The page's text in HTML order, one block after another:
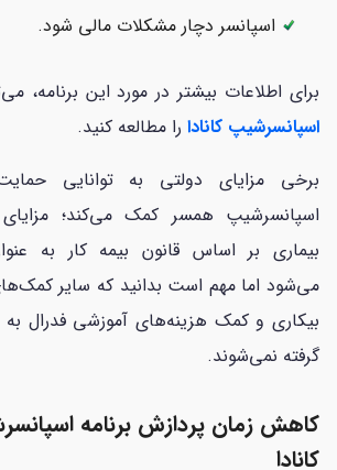
اسپانسر دچار مشکلات مالی شود.
برای اطلاعات بیشتر در مورد این برنامه،
اسپانسرشیپ کانادا را مطالعه کنید.
برخی مزایای دولتی به توانایی
اسپانسرشیپ همسر کمک می‌کند؛ مزایای
بیماری بر اساس قانون بیمه کار به
می‌شود اما مهم است بدانید که سایر
بیکاری و کمک هزینه‌های آموزشی فدرال به
گرفته نمی‌شوند.
کاهش زمان پردازش برنامه
کانادا